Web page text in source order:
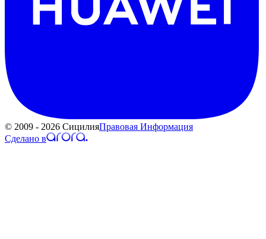
© 2009 - 2026 СицилияПравовая Информация
Сделано в